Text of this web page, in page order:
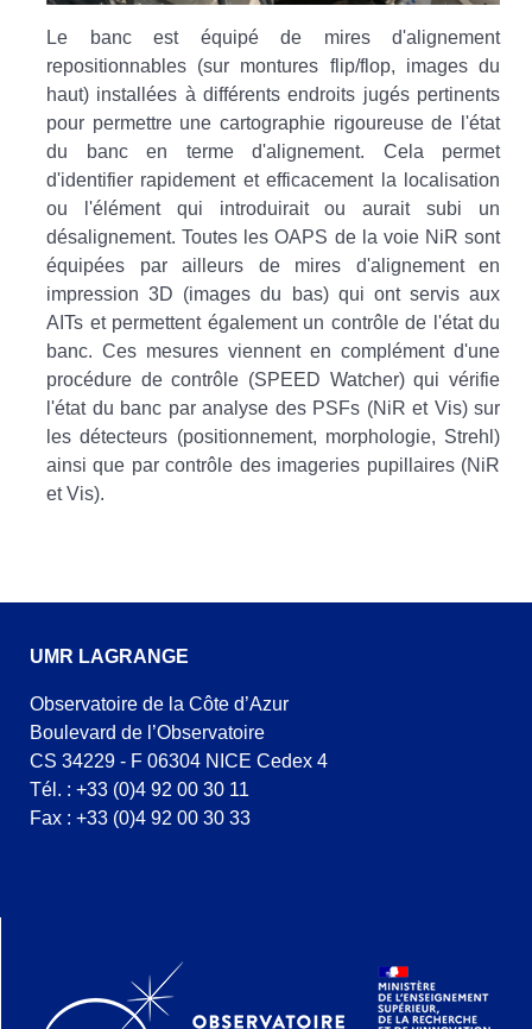
Le banc est équipé de mires d'alignement
repositionnables (sur montures flip/flop, images du
haut) installées à différents endroits jugés pertinents
pour permettre une cartographie rigoureuse de l'état
du banc en terme d'alignement. Cela permet
d'identifier rapidement et efficacement la localisation
ou l'élément qui introduirait ou aurait subi un
désalignement. Toutes les OAPS de la voie NiR sont
équipées par ailleurs de mires d'alignement en
impression 3D (images du bas) qui ont servis aux
AITs et permettent également un contrôle de l'état du
banc. Ces mesures viennent en complément d'une
procédure de contrôle (SPEED Watcher) qui vérifie
l'état du banc par analyse des PSFs (NiR et Vis) sur
les détecteurs (positionnement, morphologie, Strehl)
ainsi que par contrôle des imageries pupillaires (NiR
et Vis).
UMR LAGRANGE
Observatoire de la Côte d’Azur
Boulevard de l’Observatoire
CS 34229 - F 06304 NICE Cedex 4
Tél. : +33 (0)4 92 00 30 11
Fax : +33 (0)4 92 00 30 33